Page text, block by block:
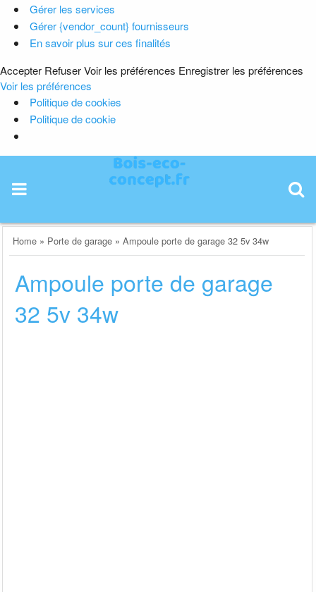
Gérer les services
Gérer {vendor_count} fournisseurs
En savoir plus sur ces finalités
Accepter RefuserVoir les préférences Enregistrer les préférences
Voir les préférences
Politique de cookies
Politique de cookie
content
Home » Porte de garage »Ampoule porte de garage 32 5v 34w
Ampoule porte de garage
32 5v 34w